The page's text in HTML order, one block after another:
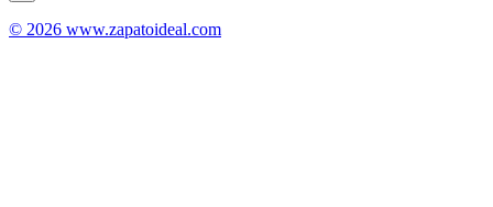
© 2026 www.zapatoideal.com